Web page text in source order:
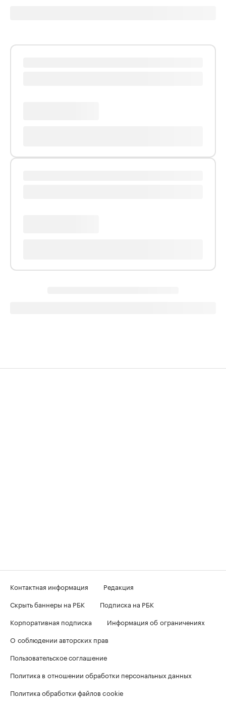
Контактная информация
Редакция
Скрыть баннеры на РБК
Подписка на РБК
Корпоративная подписка
Информация об ограничениях
О соблюдении авторских прав
Пользовательское соглашение
Политика в отношении обработки персональных данных
Политика обработки файлов cookie